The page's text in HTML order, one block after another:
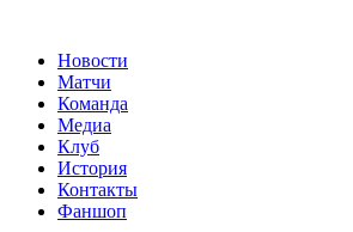
Новости
Матчи
Команда
Медиа
Клуб
История
Контакты
Фаншоп